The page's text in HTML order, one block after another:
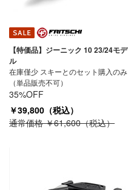
【特価品】ジーニック 10 23/24モデ
ル
在庫僅少 スキーとのセット購入のみ
（単品販売不可）
35%OFF
￥39,800（税込）
通常価格 ￥61,600（税込）